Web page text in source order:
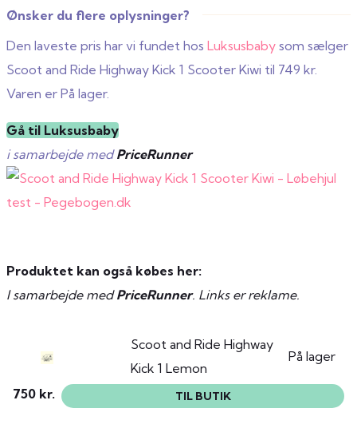
Ønsker du flere oplysninger?
Den laveste pris har vi fundet hos Luksusbaby som sælger
Scoot and Ride Highway Kick 1 Scooter Kiwi til 749 kr.
Varen er På lager.
Gå til Luksusbaby
i samarbejde medPriceRunner
Produktet kan også købes her:
I samarbejde medPriceRunner. Links er reklame.
Scoot and Ride Highway
Kick 1 Lemon
På lager
750 kr. TIL BUTIK